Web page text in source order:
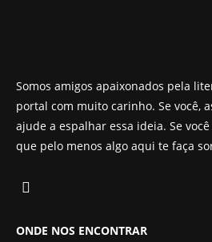
Somos amigos apaixonados pela
portal com muito carinho. Se você,
ajude a espalhar essa ideia. Se
que pelo menos algo aqui te faça
ONDE NOS ENCONTRAR